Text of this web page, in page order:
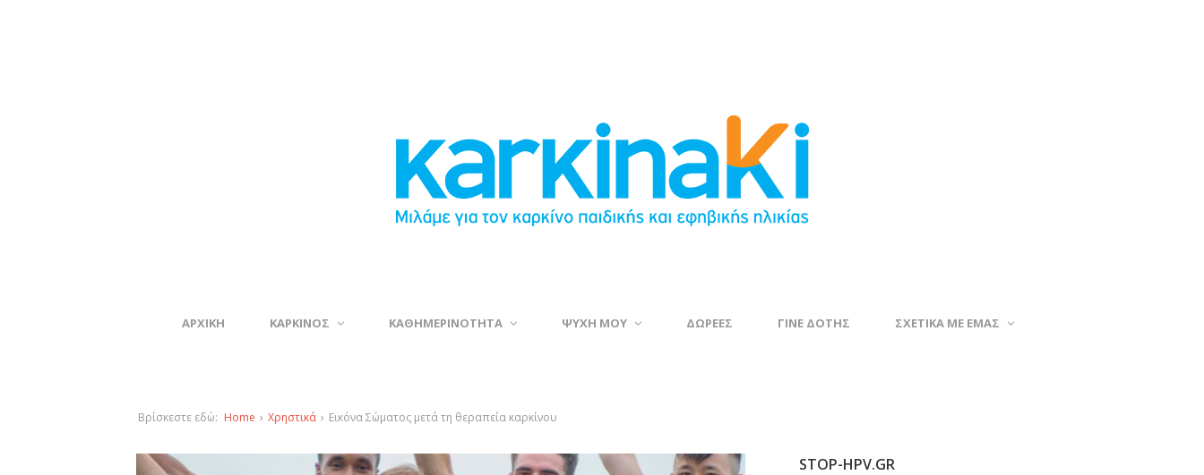
ΑΡΧΙΚΗ ΚΑΡΚΙΝΟΣ ΚΑΘΗΜΕΡΙΝΟΤΗΤΑ ΨΥΧΗ ΜΟΥ ΔΩΡΕΕΣ ΓΙΝΕ ΔΟΤΗΣ ΣΧΕΤΙΚΑ ΜΕ ΕΜΑΣ
Βρίσκεστε εδώ: Home › Χρηστικά › Εικόνα Σώματος μετά τη θεραπεία καρκίνου
STOP-HPV.GR